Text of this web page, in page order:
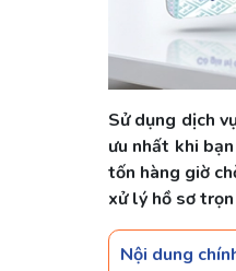
Sử dụng dịch
ưu nhất khi
tốn hàng giờ
xử lý hồ sơ
Nội dung